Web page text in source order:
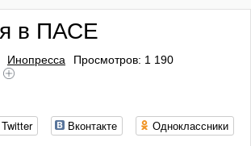
2025»
в ПАСЕ
Инопресса
Просмотров: 1 190
Twitter Вконтакте
Одноклассники